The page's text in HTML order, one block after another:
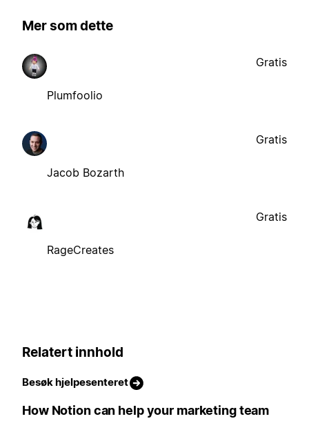
Mer som dette
Plumfoolio
Gratis
Jacob Bozarth
Gratis
RageCreates
Gratis
Relatert innhold
Besøk hjelpesenteret
How Notion can help your marketing team